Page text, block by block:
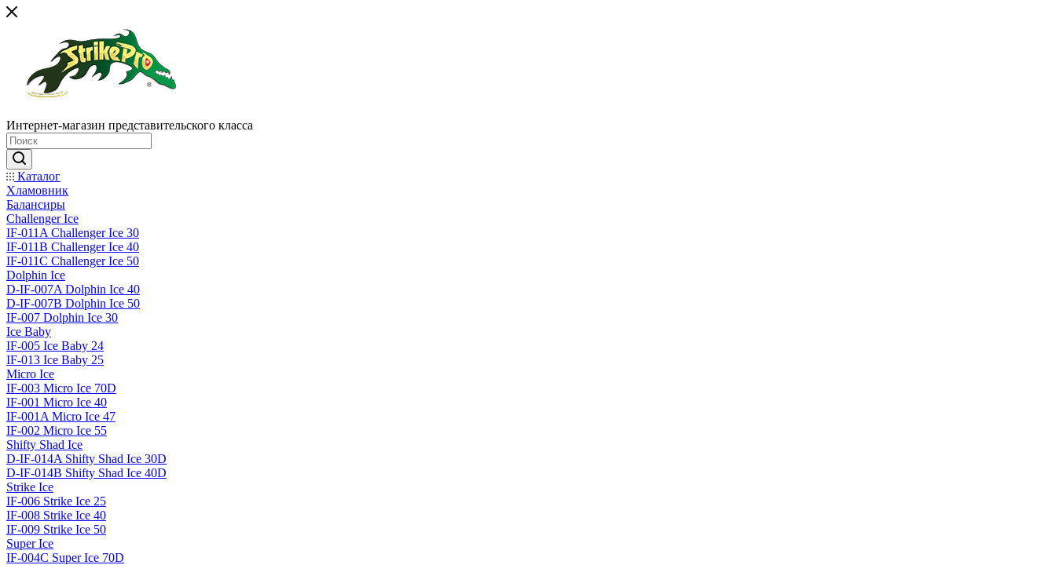
Интернет-магазин представительского класса
Каталог
Хламовник
Балансиры
Challenger Ice
IF-011A Challenger Ice 30
IF-011B Challenger Ice 40
IF-011C Challenger Ice 50
Dolphin Ice
D-IF-007A Dolphin Ice 40
D-IF-007B Dolphin Ice 50
IF-007 Dolphin Ice 30
Ice Baby
IF-005 Ice Baby 24
IF-013 Ice Baby 25
Micro Ice
IF-003 Micro Ice 70D
IF-001 Micro Ice 40
IF-001A Micro Ice 47
IF-002 Micro Ice 55
Shifty Shad Ice
D-IF-014A Shifty Shad Ice 30D
D-IF-014B Shifty Shad Ice 40D
Strike Ice
IF-006 Strike Ice 25
IF-008 Strike Ice 40
IF-009 Strike Ice 50
Super Ice
IF-004C Super Ice 70D